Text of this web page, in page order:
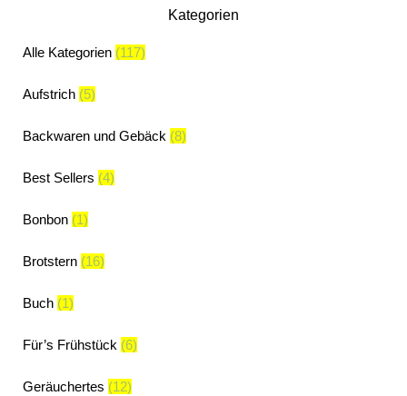
Kategorien
Alle Kategorien (117)
Aufstrich (5)
Backwaren und Gebäck (8)
Best Sellers (4)
Bonbon (1)
Brotstern (16)
Buch (1)
Für’s Frühstück (6)
Geräuchertes (12)